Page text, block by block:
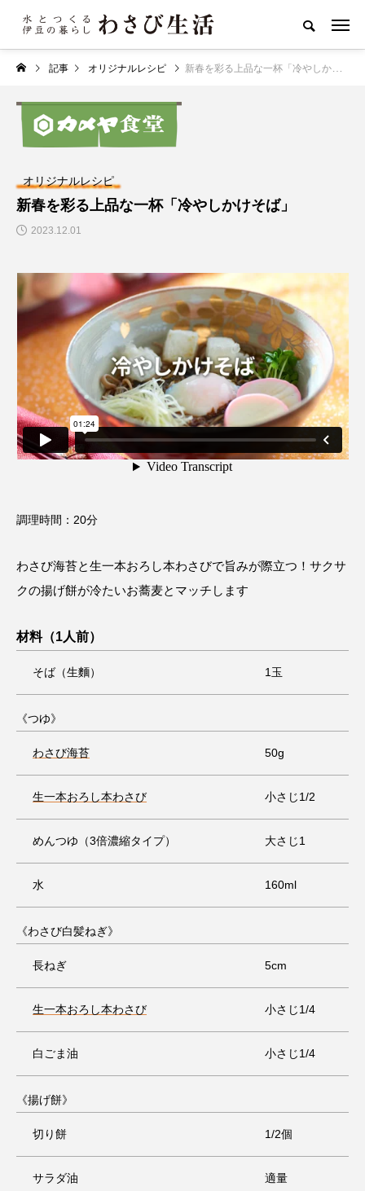
記事 オリジナルレシピ 新春を彩る上品な一杯「冷やしかけそば」
オリジナルレシピ
新春を彩る上品な一杯「冷やしかけそば」
2023.12.01
調理時間：20分
わさび海苔と生一本おろし本わさびで旨みが際立つ！サクサ
クの揚げ餅が冷たいお蕎麦とマッチします
材料（1人前）
そば（生麵） 1玉
《つゆ》
わさび海苔 50g
生一本おろし本わさび 小さじ1/2
めんつゆ（3倍濃縮タイプ） 大さじ1
水 160ml
《わさび白髪ねぎ》
長ねぎ 5cm
生一本おろし本わさび 小さじ1/4
白ごま油 小さじ1/4
《揚げ餅》
切り餅 1/2個
サラダ油 適量